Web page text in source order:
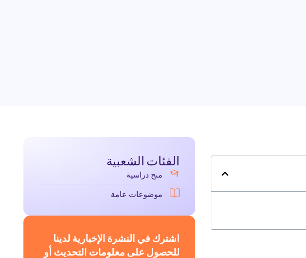
الفئات الشعبية
منح دراسية
موضوعات عامة
اشترك في النشرة الإخبارية لدينا
للحصول على معلومات التحديث أو